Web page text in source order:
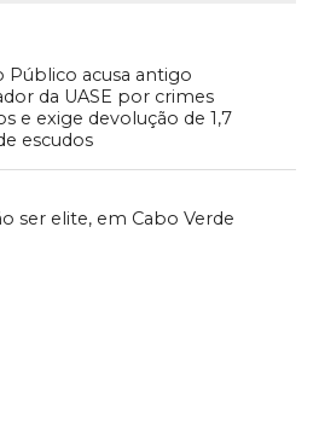
Público acusa antigo
da UASE por crimes
e exige devolução de 1,7
escudos
ser elite, em Cabo Verde